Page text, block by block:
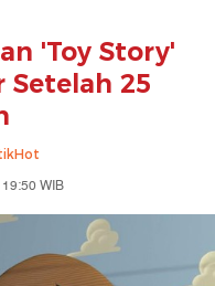
'Toy Story'
Setelah 25
WIB